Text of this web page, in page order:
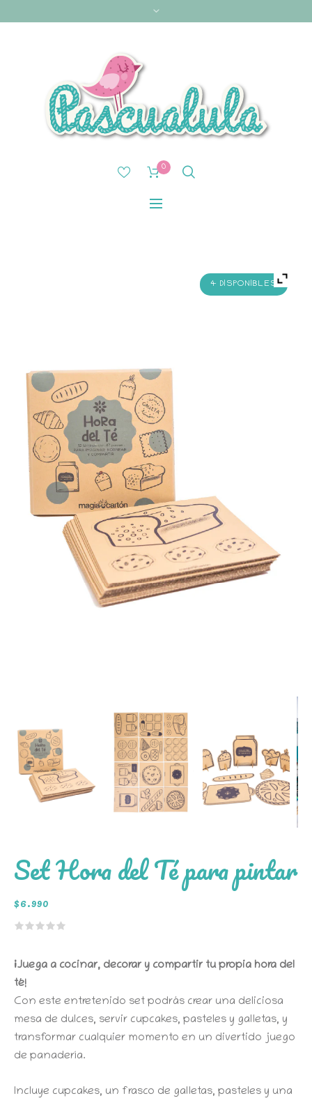
0
4 DISPONIBLES
Set Hora del Té para pintar
$6.990
¡Juega a cocinar, decorar y compartir tu propia hora del
té!
Con este entretenido set podrás crear una deliciosa
mesa de dulces, servir cupcakes, pasteles y galletas, y
transformar cualquier momento en un divertido juego
de panadería.
Incluye cupcakes, un frasco de galletas, pasteles y una